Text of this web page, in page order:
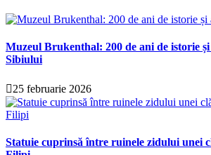
Muzeul Brukenthal: 200 de ani de istorie
Sibiului
25 februarie 2026
Statuie cuprinsă între ruinele zidului unei